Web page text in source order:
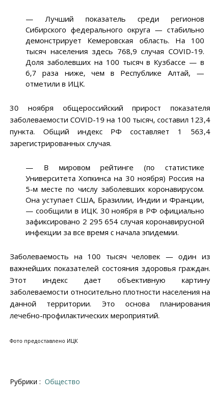
— Лучший показатель среди регионов
Сибирского федерального округа — стабильно
демонстрирует Кемеровская область. На 100
тысяч населения здесь 768,9 случая COVID-19.
Доля заболевших на 100 тысяч в Кузбассе — в
6,7 раза ниже, чем в Республике Алтай, —
отметили в ИЦК.
30 ноября общероссийский прирост показателя
заболеваемости COVID-19 на 100 тысяч, составил 123,4
пункта. Общий индекс РФ составляет 1 563,4
зарегистрированных случая.
— В мировом рейтинге (по статистике
Университета Хопкинса на 30 ноября) Россия на
5-м месте по числу заболевших коронавирусом.
Она уступает США, Бразилии, Индии и Франции,
— сообщили в ИЦК. 30 ноября в РФ официально
зафиксировано 2 295 654 случая коронавирусной
инфекции за все время с начала эпидемии.
Заболеваемость на 100 тысяч человек — один из
важнейших показателей состояния здоровья граждан.
Этот индекс дает объективную картину
заболеваемости относительно плотности населения на
данной территории. Это основа планирования
лечебно-профилактических мероприятий.
Фото предоставлено ИЦК
Рубрики : Общество